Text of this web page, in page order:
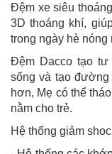
Đệm xe siêu
3D thoáng khí,
trong ngày hè nóng
Đệm Dacco tạo tư
sống và tạo
hơn, Mẹ có thể
nằm cho trẻ.
Hệ thống giảm